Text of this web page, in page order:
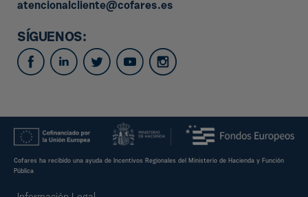
atencionalcliente@cofares.es
SÍGUENOS:
Cofares ha recibido una ayuda de Incentivos Regionales del Ministerio de Hacienda y Función
Pública